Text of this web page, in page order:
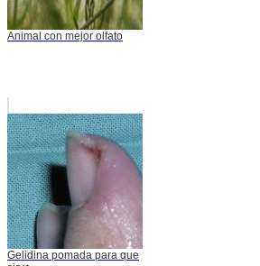
Animal con mejor olfato
Gelidina pomada para que